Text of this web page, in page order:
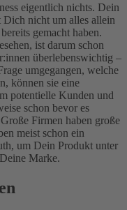
eigentlich nichts. Dein
nicht um alles allein
gemacht haben.
ist darum schon
überlebenswichtig –
umgegangen, welche
können sie eine
potentielle Kunden und
schon bevor es
Firmen haben große
meist schon ein
um Dein Produkt unter
Marke.